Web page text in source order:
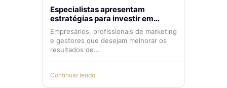
Especialistas apresentam
estratégias para investir em
tráfego pago com mais eficiência
Empresários, profissionais de marketing
e gestores que desejam melhorar os
resultados de...
Continuar lendo